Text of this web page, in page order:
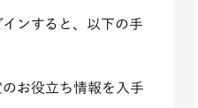
ンすると、以下の手
お役立ち情報を入手